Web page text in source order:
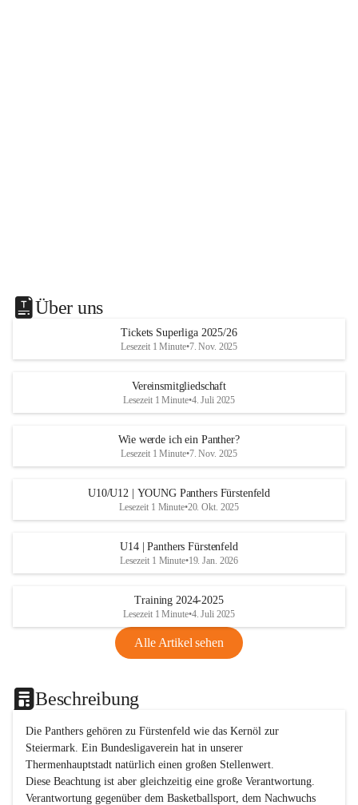
Über uns
Tickets Superliga 2025/26
Lesezeit 1 Minute•7. Nov. 2025
Vereinsmitgliedschaft
Lesezeit 1 Minute•4. Juli 2025
Wie werde ich ein Panther?
Lesezeit 1 Minute•7. Nov. 2025
U10/U12 | YOUNG Panthers Fürstenfeld
Lesezeit 1 Minute•20. Okt. 2025
U14 | Panthers Fürstenfeld
Lesezeit 1 Minute•19. Jan. 2026
Training 2024-2025
Lesezeit 1 Minute•4. Juli 2025
Alle Artikel sehen
Beschreibung
Die Panthers gehören zu Fürstenfeld wie das Kernöl zur
Steiermark. Ein Bundesligaverein hat in unserer
Thermenhauptstadt natürlich einen großen Stellenwert.
Diese Beachtung ist aber gleichzeitig eine große Verantwortung.
Verantwortung gegenüber dem Basketballsport, dem Nachwuchs